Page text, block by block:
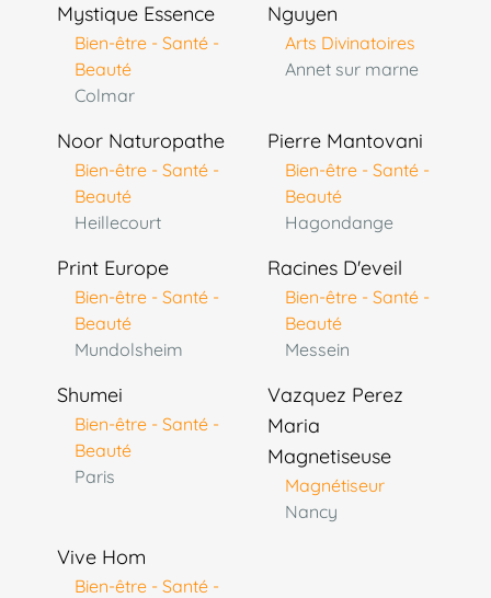
Mystique Essence
Bien-être - Santé -
Beauté
Colmar
Nguyen
Arts Divinatoires
Annet sur marne
Noor Naturopathe
Bien-être - Santé -
Beauté
Heillecourt
Pierre Mantovani
Bien-être - Santé -
Beauté
Hagondange
Print Europe
Bien-être - Santé -
Beauté
Mundolsheim
Racines D'eveil
Bien-être - Santé -
Beauté
Messein
Shumei
Bien-être - Santé -
Beauté
Paris
Vazquez Perez
Maria
Magnetiseuse
Magnétiseur
Nancy
Vive Hom
Bien-être - Santé -